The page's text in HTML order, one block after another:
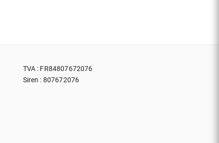
TVA : FR84807672076
Siren : 807672076